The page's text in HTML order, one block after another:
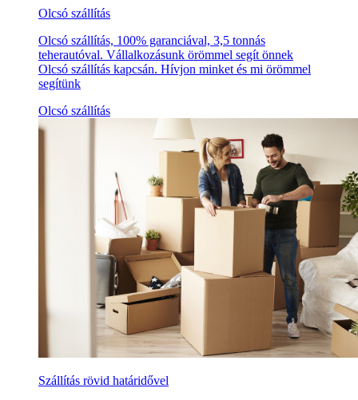
Olcsó szállítás
Olcsó szállítás, 100% garanciával, 3,5 tonnás
teherautóval. Vállalkozásunk örömmel segít önnek
Olcsó szállítás kapcsán. Hívjon minket és mi örömmel
segítünk
Olcsó szállítás
Szállítás rövid határidővel